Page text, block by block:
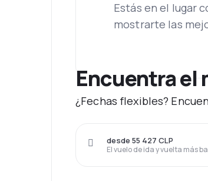
Estás en el lugar
mostrarte las
Encuentra el
¿Fechas flexibles?
El vuelo de ida y vuelta más
desde 55 427 CLP